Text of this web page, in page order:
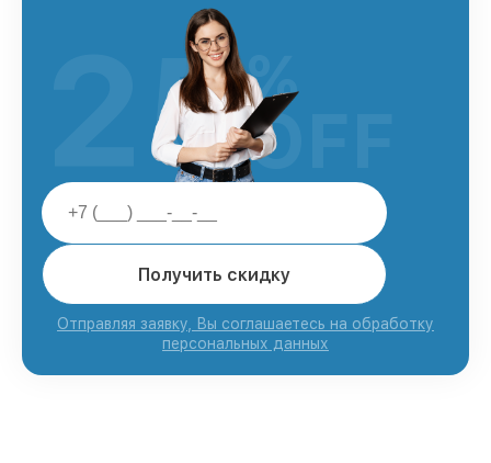
Получить скидку
Отправляя заявку, Вы соглашаетесь на обработку
персональных данных
25%
OFF